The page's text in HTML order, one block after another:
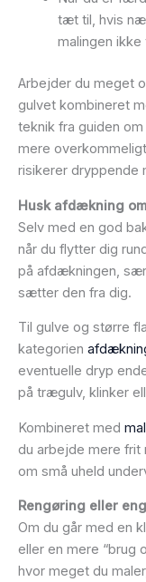
tæt til, hvis
malingen ikke
Arbejder du meget
gulvet kombineret
teknik fra guiden om
mere
risikerer dryppende
Husk afdækning
Selv med en god
når du flytter dig
på afdækningen,
sætter den fra dig.
Til gulve og større
kategorien
eventuelle dryp
på trægulv, klinker
Kombineret med
du arbejde mere frit
om små uheld
Rengøring eller
Om du går med en
eller en mere “brug
hvor meget du